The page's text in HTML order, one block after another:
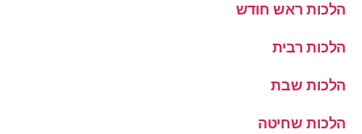
הלכות ראש חודש
הלכות רבית
הלכות שבת
הלכות שחיטה